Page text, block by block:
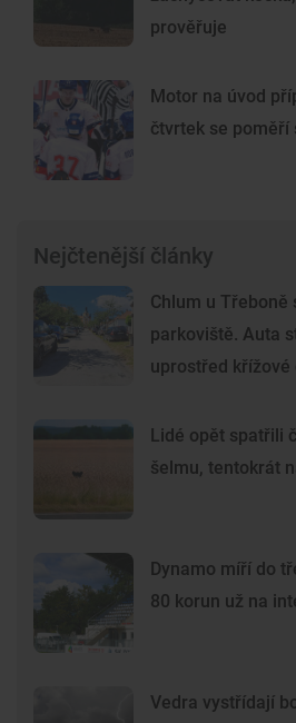
prověřuje
Motor na úvod
čtvrtek se poměří
Nejčtenější články
Chlum u
parkoviště. Auta
uprostřed křížové
Lidé opět spatřili
šelmu, tentokrát
Dynamo míří do
80 korun už na
Vedra vystřídají